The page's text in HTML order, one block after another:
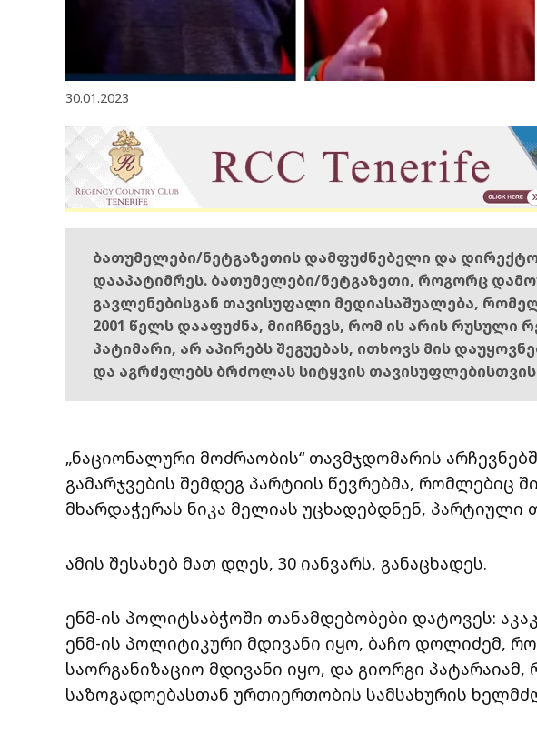
30.01.2023
ბათუმელები/ნეტგაზეთის დამფუძნებელი და
დააპატიმრეს. ბათუმელები/ნეტგაზეთი, როგორც
გავლენებისგან თავისუფალი მედიასაშუალება,
2001 წელს დააფუძნა, მიიჩნევს, რომ ის არის რუსული
პატიმარი, არ აპირებს შეგუებას, ითხოვს მის
და აგრძელებს ბრძოლას სიტყვის
„ნაციონალური მოძრაობის“ თავმჯდომარის
გამარჯვების შემდეგ პარტიის წევრებმა, რომლებიც
მხარდაჭერას ნიკა მელიას უცხადებდნენ, პარტიული
ამის შესახებ მათ დღეს, 30 იანვარს, განაცხადეს.
ენმ-ის პოლიტსაბჭოში თანამდებობები დატოვეს:
ენმ-ის პოლიტიკური მდივანი იყო, ბაჩო დოლიძემ,
საორგანიზაციო მდივანი იყო, და გიორგი პატარაიამ,
საზოგადოებასთან ურთიერთობის სამსახურის